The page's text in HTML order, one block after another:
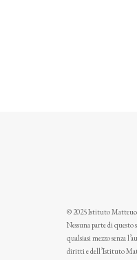
© 2025 Istituto
Nessuna parte di questo
qualsiasi mezzo senza
diritti e dell’Istituto